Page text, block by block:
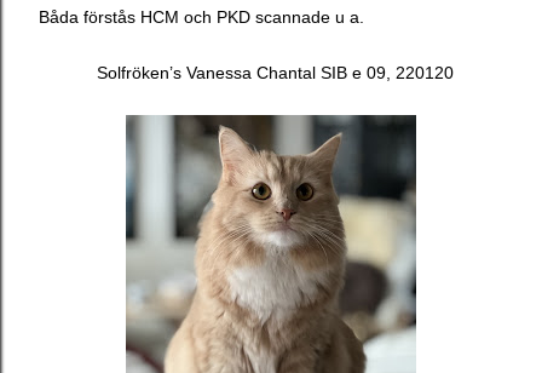
Båda förstås HCM och PKD scannade u a.
Solfröken’s Vanessa Chantal SIB e 09, 220120